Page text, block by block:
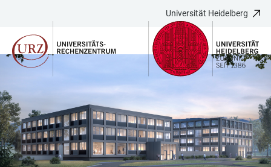
LINKS
ZUR
BARRIEREFREIHEIT
HAUPTINHALT
ÖFFNEN
ÖFFNEN
Universität Heidelberg